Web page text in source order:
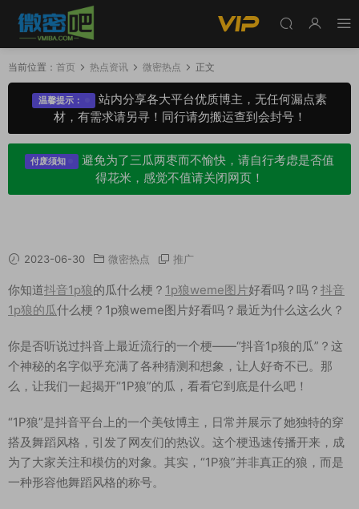
当前位置： 首页 热点资讯 微密热点 正文
温馨提示：
站内分享各大平台优质博主，无任何漏点素
材，有需求请另寻！同行请勿搬运查到会封号！
付废须知
避免为了三瓜两枣而不愉快，请自行考虑是否值
得花米，感觉不值请关闭网页！
2023-06-30 微密热点 推广
你知道抖音1p狼的瓜什么梗？ 1p狼weme图片好看吗？吗？ 抖音
1p狼的瓜什么梗？1p狼weme图片好看吗？最近为什么这么火？
你是否听说过抖音上最近流行的一个梗——“抖音1p狼的瓜”？这
个神秘的名字似乎充满了各种猜测和想象，让人好奇不已。那
么，让我们一起揭开“1P狼”的瓜，看看它到底是什么吧！
“1P狼”是抖音平台上的一个美钕博主，日常并展示了她独特的穿
搭及舞蹈风格，引发了网友们的热议。这个梗迅速传播开来，成
为了大家关注和模仿的对象。其实，“1P狼”并非真正的狼，而是
一种形容他舞蹈风格的称号。